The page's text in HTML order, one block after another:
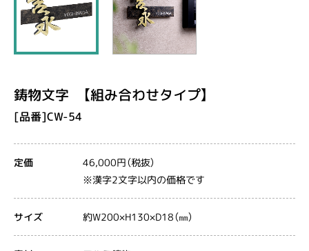
鋳物文字 【組み合わせタイプ】
[品番]CW-54
定価 46,000円（税抜）
※漢字2文字以内の価格です
サイズ 約W200×H130×D18（㎜）